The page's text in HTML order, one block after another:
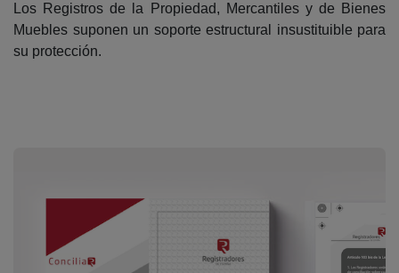
Los Registros de la Propiedad, Mercantiles y de Bienes
Muebles suponen un soporte estructural insustituible para
su protección.